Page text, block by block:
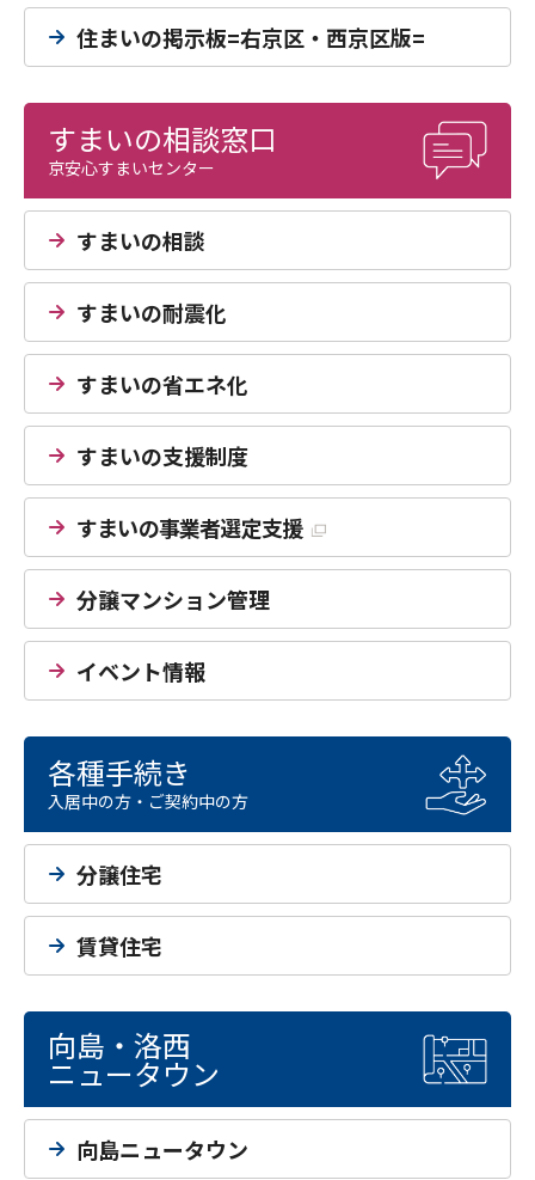
住まいの掲示板=右京区・西京区版=
すまいの相談窓口
京安心すまいセンター
すまいの相談
すまいの耐震化
すまいの省エネ化
すまいの支援制度
すまいの事業者選定支援
分譲マンション管理
イベント情報
各種手続き
入居中の方・ご契約中の方
分譲住宅
賃貸住宅
向島・洛西
ニュータウン
向島ニュータウン